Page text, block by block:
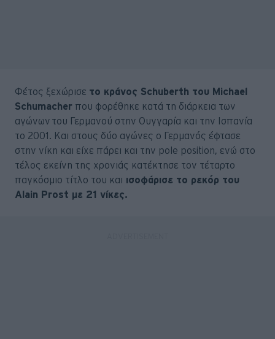
Φέτος ξεχώρισε το κράνος Schuberth του Michael
Schumacher που φορέθηκε κατά τη διάρκεια των
αγώνων του Γερμανού στην Ουγγαρία και την Ισπανία
το 2001. Και στους δύο αγώνες ο Γερμανός έφτασε
στην νίκη και είχε πάρει και την pole position, ενώ στο
τέλος εκείνη της χρονιάς κατέκτησε τον τέταρτο
παγκόσμιο τίτλο του και ισοφάρισε το ρεκόρ του
Alain Prost με 21 νίκες.